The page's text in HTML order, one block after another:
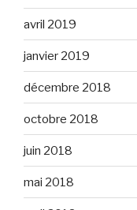
avril 2019
janvier 2019
décembre 2018
octobre 2018
juin 2018
mai 2018